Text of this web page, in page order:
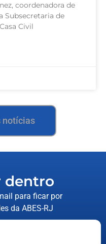
coordenadora de
Subsecretaria de
Civil
notícias
dentro
para ficar por
da ABES-RJ